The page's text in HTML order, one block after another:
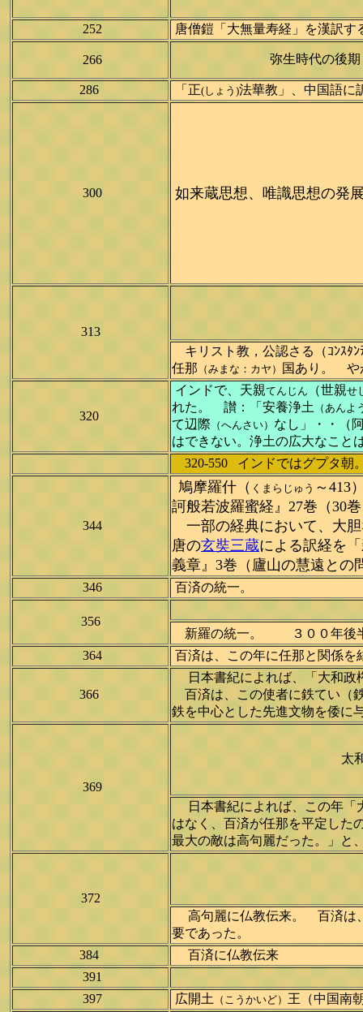
252 唐僧鎧「大無量寿経」を漢訳す
266 弥生時代の後期
286 「正(しょう)法華教」、中国語に
300 如来蔵思想、唯識思想の発
313
キリスト教，公認さる（ｺﾝｽﾀ
任那 （みまな：カヤ） 国あり。 や
320
インドで、天親てんじん （世親せ
れた。 讃：「安養浄土 （あんよ
て辺際 （へんさい） なし」・・（
はできない。浄土の広大なこ
320-550 インドではグプタ朝
344
鳩摩羅什（ くまらじゅう ～413
訶般若波羅蜜経』27巻（30
一部の経典において、大胆
唐の玄奘三蔵による訳経を
義章』3巻（ 廬山の慧遠 との
346 百済の統一。
356
新羅の統一。 ３００年後半
364
百済は、この年に任那と関係を
366
日本書紀によれば、「大和政
百済は、この使者に鉄てい（
鉄を中心とした先進文物を倭に
369
太
日本書紀によれば、この年「
はなく、百済が任那を平定した
最大の敵は高句麗だった。」と
372
高句麗に仏教伝来。 百済は、
要であった。
384
百済に仏教伝来
391
397
広開土 （こうかいど） 王（中国南